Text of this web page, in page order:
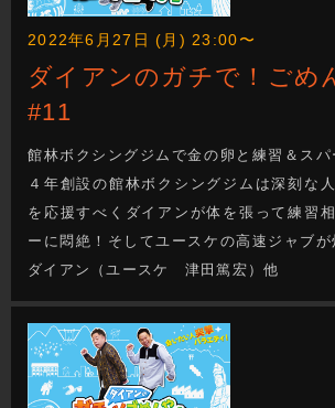
2022年6月27日 (月) 23:00〜
ダイアンのガチで！ごめ
#11
館林ボクシングジムで金の卵と練習＆ス
４年創設の館林ボクシングジムは深刻な
を応援すべくダイアンが体を張って練習
ーに悶絶！そしてユースケの高速ジャブが
ダイアン（ユースケ 津田篤宏）他